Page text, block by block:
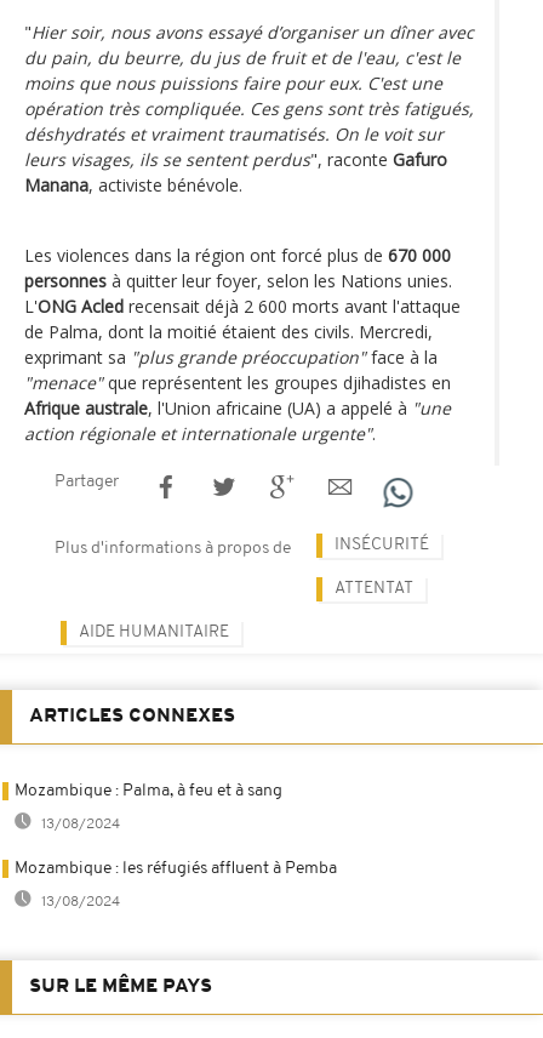
"Hier soir, nous avons essayé d’organiser un dîner avec
du pain, du beurre, du jus de fruit et de l'eau, c'est le
moins que nous puissions faire pour eux. C'est une
opération très compliquée. Ces gens sont très fatigués,
déshydratés et vraiment traumatisés. On le voit sur
leurs visages, ils se sentent perdus", raconte Gafuro
Manana, activiste bénévole.
Les violences dans la région ont forcé plus de 670 000
personnes à quitter leur foyer, selon les Nations unies.
L'ONG Acled recensait déjà 2 600 morts avant l'attaque
de Palma, dont la moitié étaient des civils. Mercredi,
exprimant sa "plus grande préoccupation"face à la
"menace"que représentent les groupes djihadistes en
Afrique australe, l'Union africaine (UA) a appelé à "une
action régionale et internationale urgente".
Partager
Plus d'informations à propos de INSÉCURITÉ
ATTENTAT
AIDE HUMANITAIRE
ARTICLES CONNEXES
Mozambique : Palma, à feu et à sang
13/08/2024
Mozambique : les réfugiés affluent à Pemba
13/08/2024
SUR LE MÊME PAYS